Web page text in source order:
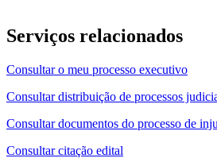
Serviços relacionados
Consultar o meu processo executivo
Consultar distribuição de processos
Consultar documentos do processo de
Consultar citação edital